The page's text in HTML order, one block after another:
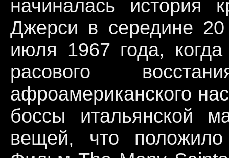
начиналась история
Джерси в середине
июля 1967 года,
расового
афроамериканского
боссы итальянской
вещей, что положило